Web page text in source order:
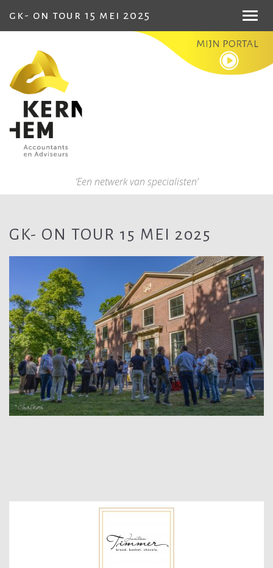
gk- on tour 15 mei 2025
‘Een netwerk van specialisten’
GK- ON TOUR 15 MEI 2025